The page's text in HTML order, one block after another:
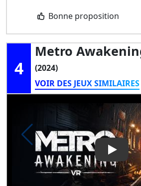
Bonne proposition
4
Metro
(2024)
VOIR DES JEUX SIMILAIRES
Play